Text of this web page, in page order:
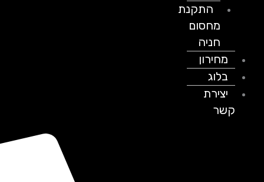
התקנת
מחסום
חניה
מחירון
בלוג
יצירת
קשר